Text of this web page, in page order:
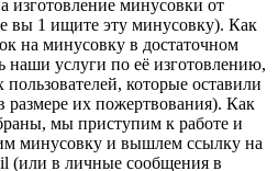
изготовление минусовки от
вы 1 ищите эту минусовку). Как
на минусовку в достаточном
наши услуги по её изготовлению,
пользователей, которые оставили
размере их пожертвования). Как
мы приступим к работе и
минусовку и вышлем ссылку на
(или в личные сообщения в